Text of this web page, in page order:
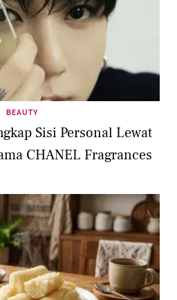
BEAUTY
Sisi Personal Lewat
CHANEL Fragrances